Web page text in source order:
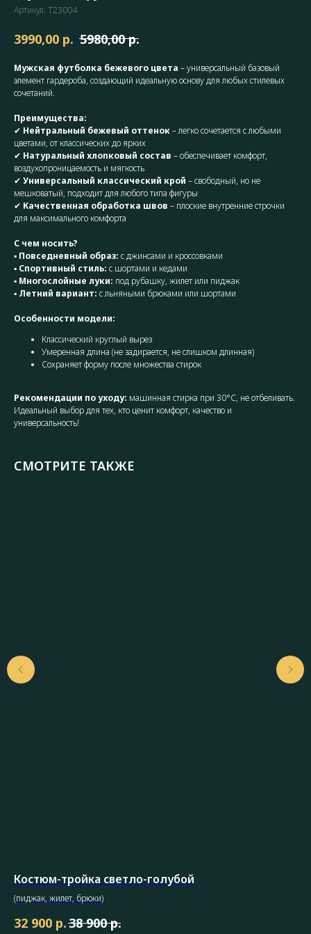
Артикул: Т23004
3990,00 р. 5980,00 р.
Мужская футболка бежевого цвета – универсальный базовый
элемент гардероба, создающий идеальную основу для любых стилевых
сочетаний.
Преимущества:
✔ Нейтральный бежевый оттенок– легко сочетается с любыми
цветами, от классических до ярких
✔ Натуральный хлопковый состав – обеспечивает комфорт,
воздухопроницаемость и мягкость
✔ Универсальный классический крой – свободный, но не
мешковатый, подходит для любого типа фигуры
✔ Качественная обработка швов – плоские внутренние строчки
для максимального комфорта
С чем носить?
▪ Повседневный образ: с джинсами и кроссовками
▪ Спортивный стиль: с шортами и кедами
▪ Многослойные луки: под рубашку, жилет или пиджак
▪ Летний вариант: с льняными брюками или шортами
Особенности модели:
Классический круглый вырез
Умеренная длина (не задирается, не слишком длинная)
Сохраняет форму после множества стирок
Рекомендации по уходу: машинная стирка при 30°C, не отбеливать.
Идеальный выбор для тех, кто ценит комфорт, качество и
универсальность!
СМОТРИТЕ ТАКЖЕ
Костюм-тройка светло-голубой
(пиджак, жилет, брюки)
32 900 р.38 900 р.